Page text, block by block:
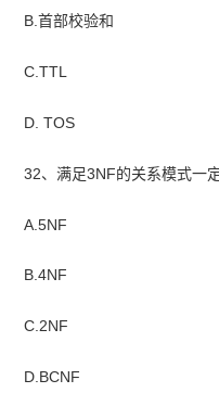
题汇总】
B.首部校验和
C.TTL
D. TOS
32、满足3NF的关系模式一
A.5NF
B.4NF
C.2NF
D.BCNF